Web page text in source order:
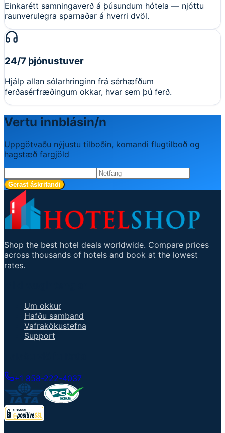
Einkarétt samningaverð á þúsundum hótela — njóttu
raunverulegra sparnaðar á hverri dvöl.
24/7 þjónustuver
Hjálp allan sólarhringinn frá sérhæfðum
ferðasérfræðingum okkar, hvar sem þú ferð.
Vertu innblásin/n
Uppgötvaðu nýjustu tilboðin, komandi flugtilboð og
hagstæð fargjöld
Gerast áskrifandi
Shop the best hotel deals worldwide. Compare prices
across thousands of hotels and book at the lowest
rates.
Um okkur
Hafðu samband
Vafrakökustefna
Support
+1 858-222-4037